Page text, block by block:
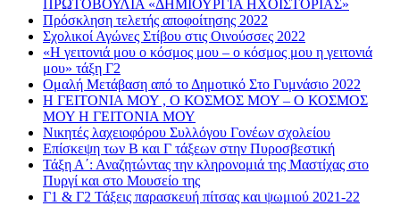
ΠΡΩΤΟΒΟΥΛΙΑ «ΔΗΜΙΟΥΡΓΙΑ ΗΧΟΪΣΤΟΡΙΑΣ»
Πρόσκληση τελετής αποφοίτησης 2022
Σχολικοί Αγώνες Στίβου στις Οινούσσες 2022
«Η γειτονιά μου ο κόσμος μου – ο κόσμος μου η γειτονιά
μου» τάξη Γ2
Ομαλή Μετάβαση από το Δημοτικό Στο Γυμνάσιο 2022
Η ΓΕΙΤΟΝΙΑ ΜΟΥ , Ο ΚΟΣΜΟΣ ΜΟΥ – Ο ΚΟΣΜΟΣ
ΜΟΥ Η ΓΕΙΤΟΝΙΑ ΜΟΥ
Νικητές λαχειοφόρου Συλλόγου Γονέων σχολείου
Επίσκεψη των Β και Γ τάξεων στην Πυροσβεστική
Τάξη Α΄: Αναζητώντας την κληρονομιά της Μαστίχας στο
Πυργί και στο Μουσείο της
Γ1 & Γ2 Τάξεις παρασκευή πίτσας και ψωμιού 2021-22